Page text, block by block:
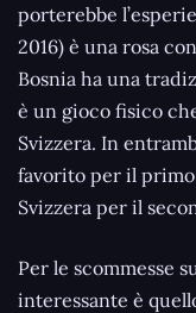
porterebbe
2016) è una rosa
Bosnia ha una
è un gioco fisico
Svizzera. In
favorito per il primo
Svizzera per il
Per le scommesse
interessante è